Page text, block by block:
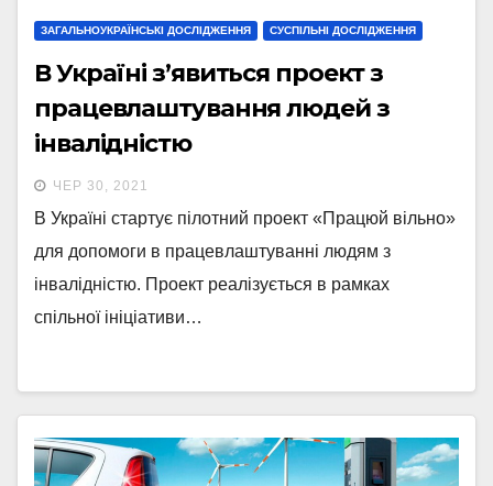
ЗАГАЛЬНОУКРАЇНСЬКІ ДОСЛІДЖЕННЯ СУСПІЛЬНІ ДОСЛІДЖЕННЯ
В Україні з’явиться проект з
працевлаштування людей з
інвалідністю
ЧЕР 30, 2021
В Україні стартує пілотний проект «Працюй вільно»
для допомоги в працевлаштуванні людям з
інвалідністю. Проект реалізується в рамках
спільної ініціативи…